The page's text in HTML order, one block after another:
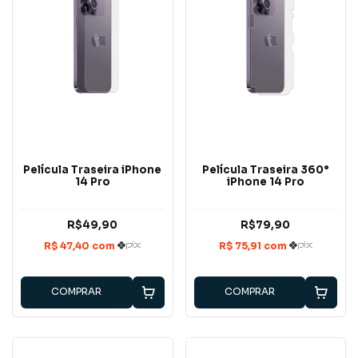
Película Traseira iPhone
14 Pro
R$49,90
COMPRAR
Película Traseira 360°
iPhone 14 Pro
R$79,90
COMPRAR